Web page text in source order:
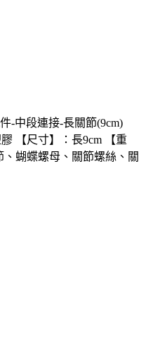
-中段連接-長關節(9cm)
【尺寸】：長9cm 【重
、蝴蝶螺母、關節螺絲、關